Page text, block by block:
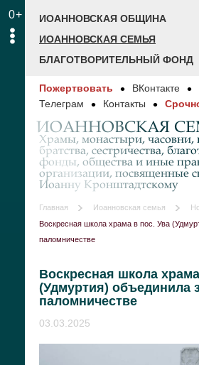
0+
ИОАННОВСКАЯ ОБЩИНА
ИОАННОВСКАЯ СЕМЬЯ
БЛАГОТВОРИТЕЛЬНЫЙ ФОНД
Пожертвовать ВКонтакте
Телеграм
Контакты
ИОАННОВСКАЯ
Храмы, монастыри,
братства, сестричества,
фонды, общества и иные
организации, посвященные
Иоанну Кронштадтскому
Главная Иоанновская семья
Воскресная школа храма в пос. Ува
паломничестве
Воскресная школа
(Удмуртия) объединила
паломничестве
03.03.2025